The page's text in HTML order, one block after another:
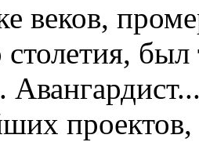
веков,
столетия,